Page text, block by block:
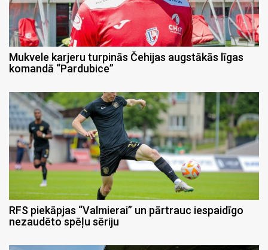
Mukvele karjeru turpinās Čehijas augstākās līgas
komandā “Pardubice”
RFS piekāpjas “Valmierai” un pārtrauc iespaidīgo
nezaudēto spēļu sēriju